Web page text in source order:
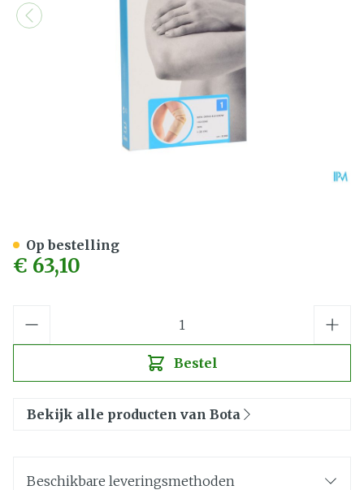
€ 63,10
Bestel
Op bestelling
Bekijk alle producten van Bota
Beschikbare leveringsmethoden